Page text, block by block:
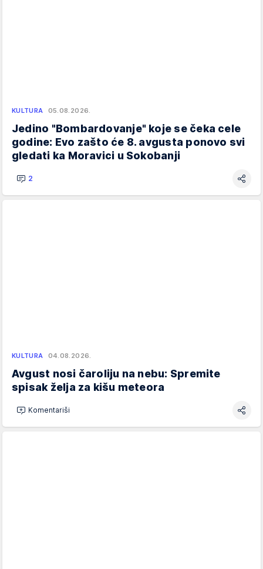
KULTURA 05.08.2026.
Jedino "Bombardovanje" koje se čeka cele
godine: Evo zašto će 8. avgusta ponovo svi
gledati ka Moravici u Sokobanji
2
KULTURA 04.08.2026.
Avgust nosi čaroliju na nebu: Spremite
spisak želja za kišu meteora
Komentariši